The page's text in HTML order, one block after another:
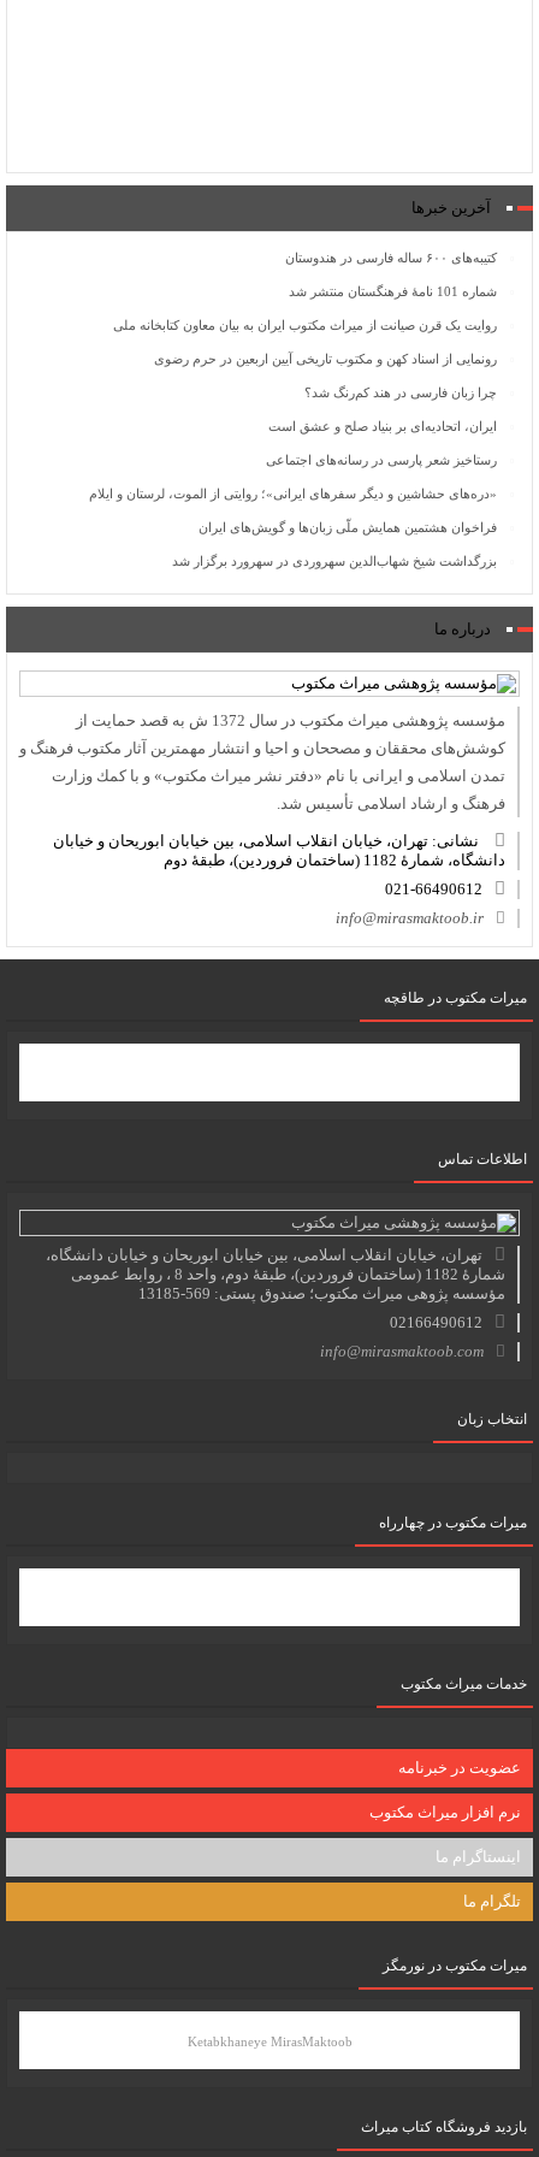
آخرین خبرها
کتیبه‌های ۶۰۰ ساله فارسی در هندوستان
شماره 101 نامۀ فرهنگستان منتشر شد
روایت یک قرن صیانت از میراث مکتوب ایران به بیان معاون کتابخانه ملی
رونمایی از اسناد کهن و مکتوب تاریخی آیین اربعین در حرم رضوی
چرا زبان فارسی در هند کم‌رنگ شد؟
ایران، اتحادیه‌ای بر بنیاد صلح و عشق است
رستاخیز شعر پارسی در رسانه‌های اجتماعی
«دره‌های حشاشین و دیگر سفرهای ایرانی»؛ روایتی از الموت، لرستان و ایلام
فراخوان هشتمین همایش ملّی زبان‌ها و گویش‌های ایران
بزرگداشت شیخ شهاب‌الدین سهروردی در سهرورد برگزار شد
درباره ما
مؤسسه پژوهشی میراث مكتوب در سال 1372 ش به قصد حمایت از
كوشش‌های محققان و مصححان و احیا و انتشار مهمترین آثار مكتوب فرهنگ و
تمدن اسلامی و ایرانی با نام «دفتر نشر میراث مكتوب» و با كمك وزارت
فرهنگ و ارشاد اسلامی تأسیس شد.
نشانی: تهران، خیابان انقلاب اسلامی، بین خیابان ابوریحان و خیابان
دانشگاه، شمارۀ 1182 (ساختمان فروردین)، طبقۀ دوم
021-66490612
info@mirasmaktoob.ir
میرات مکتوب در طاقچه
اطلاعات تماس
تهران، خیابان انقلاب اسلامی، بین خیابان ابوریحان و خیابان دانشگاه،
شمارۀ 1182 (ساختمان فروردین)، طبقۀ دوم، واحد 8 ، روابط عمومی
مؤسسه پژوهی میراث مکتوب؛ صندوق پستی: 569-13185
02166490612
info@mirasmaktoob.com
انتخاب زبان
میرات مکتوب در چهارراه
خدمات میراث مکتوب
عضویت در خبرنامه
نرم افزار میراث مکتوب
اینستاگرام ما
تلگرام ما
میرات مکتوب در نورمگز
Ketabkhaneye MirasMaktoob
بازدید فروشگاه کتاب میراث